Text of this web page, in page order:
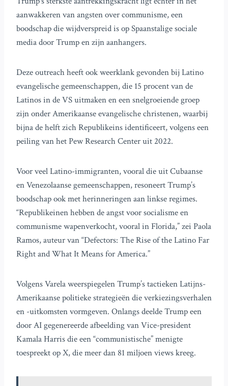
aanwakkeren van angsten over communisme, een
boodschap die wijdverspreid is op Spaanstalige sociale
media door Trump en zijn aanhangers.
Deze outreach heeft ook weerklank gevonden bij Latino
evangelische gemeenschappen, die 15 procent van de
Latinos in de VS uitmaken en een snelgroeiende groep
zijn onder Amerikaanse evangelische christenen, waarbij
bijna de helft zich Republikeins identificeert, volgens een
peiling van het Pew Research Center uit 2022.
Voor veel Latino-immigranten, vooral die uit Cubaanse
en Venezolaanse gemeenschappen, resoneert Trump’s
boodschap ook met herinneringen aan linkse regimes.
“Republikeinen hebben de angst voor socialisme en
communisme wapenverkocht, vooral in Florida,” zei Paola
Ramos, auteur van “Defectors: The Rise of the Latino Far
Right and What It Means for America.”
Volgens Varela weerspiegelen Trump’s tactieken Latijns-
Amerikaanse politieke strategieën die verkiezingsverhalen
en -uitkomsten vormgeven. Onlangs deelde Trump een
door AI gegenereerde afbeelding van Vice-president
Kamala Harris die een “communistische” menigte
toespreekt op X, die meer dan 81 miljoen views kreeg.